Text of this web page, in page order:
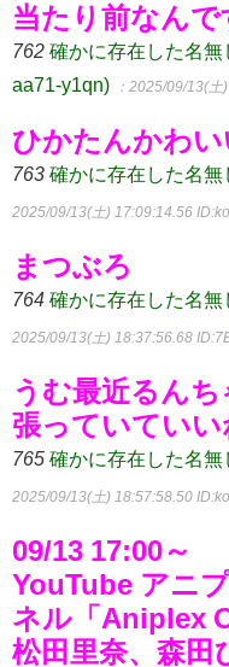
当たり前なん
762 確かに存在した名無
aa71-y1qn)
：2025/09/13(
ひかたんかわい
763 確かに存在した名無
2025/09/13(土) 17:09:14.56
まつぶろ
764 確かに存在した名無
2025/09/13(土) 18:37:56.68
うむ最近るん
張っていていい
765 確かに存在した名無
2025/09/13(土) 18:57:58.50
09/13 17:00～
YouTube アニ
ネル「Aniplex
松田里奈、森田